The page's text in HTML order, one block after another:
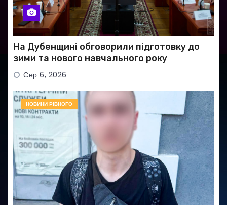
На Дубенщині обговорили підготовку до
зими та нового навчального року
Сер 6, 2026
НОВИНИ РІВНОГО